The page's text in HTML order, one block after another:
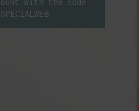
with the code
SPECIALWEB